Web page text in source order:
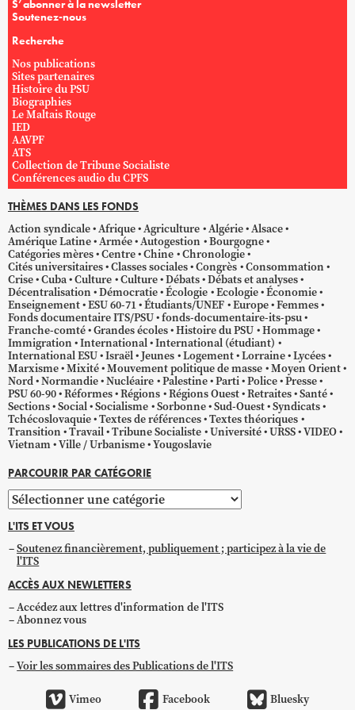
S’abonner à la newsletter
Soutenez-nous
Recherche
Nos publications
Sites partenaires
Histoire du PSU
Biographies
Le Maltais Rouge
IED
AAVPF
ATS
Collection de Tribune Socialiste
Conférences audio du CPFS
THÈMES DANS LES FONDS
Action syndicale Afrique Agriculture Algérie Alsace
Amérique Latine Armée Autogestion
Bourgogne
Catégories mères Centre Chine Chronologie
Cités universitaires Classes sociales Congrès Consommation
Crise Cuba Culture Culture Débats Débats et analyses
Décentralisation Démocratie Écologie Ecologie Économie
Enseignement ESU 60-71 Étudiants/UNEF Europe Femmes
Fonds documentaire ITS/PSU fonds-documentaire-its-psu
Franche-comté Grandes écoles Histoire du PSU Hommage
Immigration International International (étudiant)
International ESU Israël Jeunes Logement Lorraine Lycées
Marxisme Mixité Mouvement politique de masse Moyen Orient
Nord Normandie Nucléaire Palestine Parti Police Presse
PSU 60-90 Réformes Régions Régions Ouest Retraites Santé
Sections Social Socialisme Sorbonne Sud-Ouest Syndicats
Tchécoslovaquie Textes de références Textes théoriques
Transition Travail Tribune Socialiste Université URSS VIDEO
Vietnam Ville / Urbanisme Yougoslavie
PARCOURIR PAR CATÉGORIE
Parcourir
par
catégorie
L'ITS ET VOUS
Soutenez financièrement, publiquement ; participez à la vie de
l'ITS
ACCÈS AUX NEWLETTERS
Accédez aux lettres d'information de l'ITS
Abonnez vous
LES PUBLICATIONS DE L'ITS
Voir les sommaires des Publications de l'ITS
Vimeo Facebook Bluesky